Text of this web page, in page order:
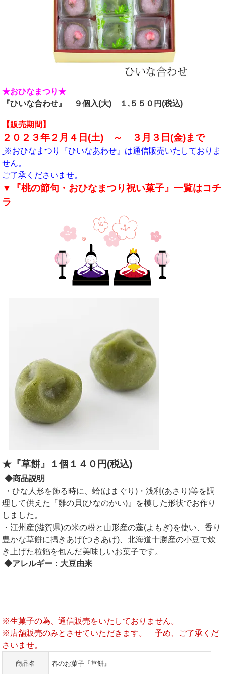
★おひなまつり★
『ひいな合わせ』 ９個入(大)
１,５５０円(税込)
【販売期間】
２０２３年２月４日(土) ～ ３月３日(金)まで
※おひなまつり『ひいなあわせ』は通信販売いたしておりま
せん。
ご了承くださいませ。
▼『桃の節句・おひなまつり祝い菓子』一覧はコチ
ラ
★『草餅』１個１４０円(税込)
◆商品説明
・ひな人形を飾る時に、蛤(はまぐり)・浅利(あさり)等を調
理して供えた『雛の貝(ひなのかい)』を模した形状でお作り
しました。
・江州産(滋賀県)の米の粉と山形産の蓬(よもぎ)を使い、香り
豊かな草餅に搗きあげ(つきあげ)、北海道十勝産の小豆で炊
き上げた粒餡を包んだ美味しいお菓子です。
◆アレルギー：大豆由来
※生菓子の為、通信販売をいたしておりません。
※店舗販売のみとさせていただきます。 予め、ご了承くだ
さいませ。
商品名 春のお菓子『草餅』